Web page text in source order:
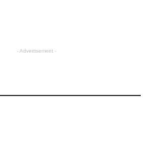
- Advertisement -